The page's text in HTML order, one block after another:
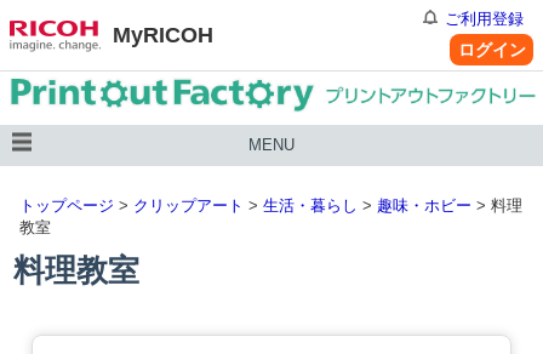
MyRICOH
ご利用登録
ログイン
MENU
トップページ > クリップアート > 生活・暮らし > 趣味・ホビー > 料理
教室
料理教室